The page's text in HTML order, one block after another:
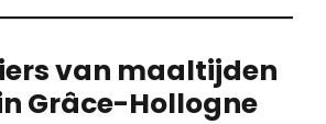
van maaltijden
Grâce-Hollogne